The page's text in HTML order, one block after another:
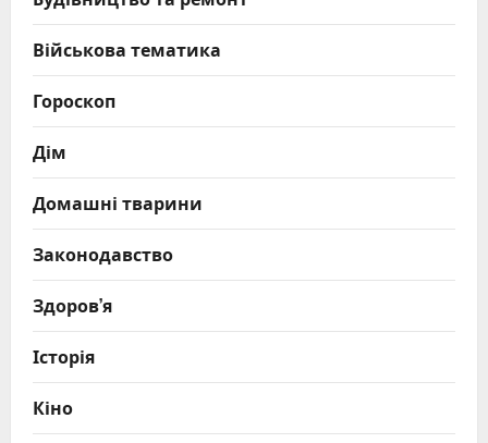
Військова тематика
Гороскоп
Дім
Домашні тварини
Законодавство
Здоров’я
Історія
Кіно